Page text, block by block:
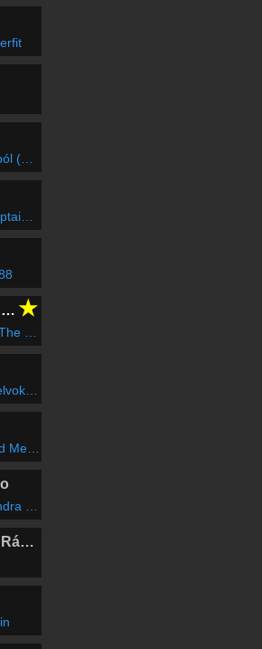
CLUBFLASHH Radio ★
Edit)
Dark
Times
Marosvásárhelyi Rádió